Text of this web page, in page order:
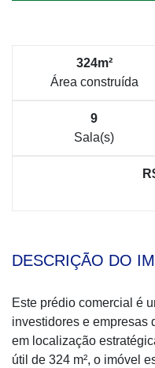
324m²
Área construída
9
Sala(s)
DESCRIÇÃO DO
Este prédio comercial é
investidores e empresas
em localização
útil de 324 m², o imóvel